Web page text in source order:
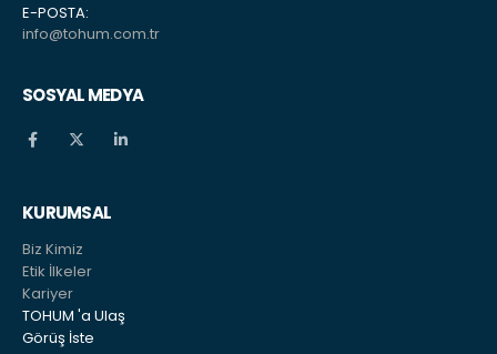
E-POSTA:
info@tohum.com.tr
SOSYAL MEDYA
KURUMSAL
Biz Kimiz
Etik İlkeler
Kariyer
TOHUM 'a Ulaş
Görüş İste